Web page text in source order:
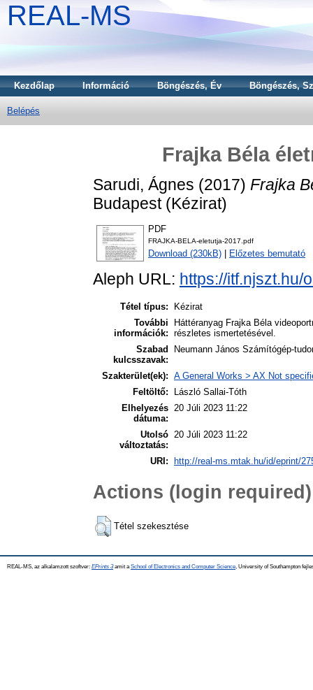
REAL-MS
Kezdőlap Információ Böngészés, Év Böngészés,
Belépés
Frajka Béla
Sarudi, Ágnes (2017) Frajka
Budapest (Kézirat)
PDF
FRAJKA-BELA-eletutja-2017.pdf
Download (230kB) Előzetes bemutató
Aleph URL: https://itf.njszt.hu/
Tétel típus:
Kézirat
További
információk:
Háttéranyag Frajka Béla
részletes ismertetésével.
Szabad
kulcsszavak:
Neumann János Számítógép-
Szakterület(ek): A General Works > AX Not
Feltöltő:
László Sallai-Tóth
Elhelyezés
dátuma:
20 Júli 2023 11:22
Utolsó
változtatás:
20 Júli 2023 11:22
URI: http://real-ms.mtak.hu/id/eprint/
Actions (login required)
Tétel szekesztése
REAL-MS, az alkalamzott szoftver: EPrints 3amit a School of Electronics and Computer Science , University of Southampton